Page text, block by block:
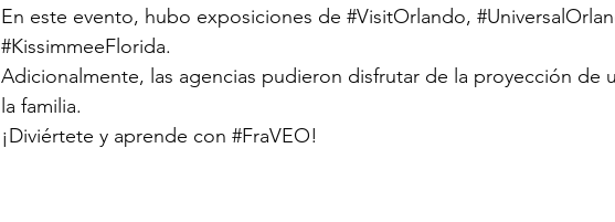
En este evento, hubo exposiciones de #VisitOrlando,
#KissimmeeFlorida.
Adicionalmente, las agencias pudieron disfrutar de la proyección de
la familia.
¡Diviértete y aprende con #FraVEO!